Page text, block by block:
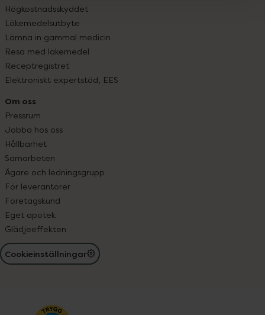
Högkostnadsskyddet
Läkemedelsutbyte
Lämna in gammal medicin
Resa med läkemedel
Receptregistret
Elektroniskt expertstöd, EES
Om oss
Pressrum
Jobba hos oss
Hållbarhet
Samarbeten
Ägare och ledningsgrupp
För leverantörer
Företagskund
Eget apotek
Glädjeeffekten
Cookieinställningar